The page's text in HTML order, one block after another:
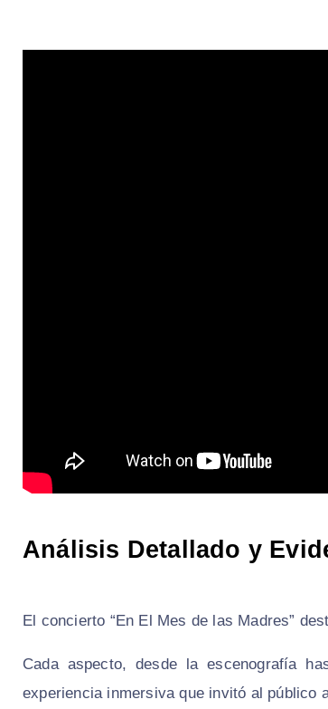
Análisis Detallado y
El concierto “En El Mes de las Madres”
Cada aspecto, desde la escenografía
experiencia inmersiva que invitó al público